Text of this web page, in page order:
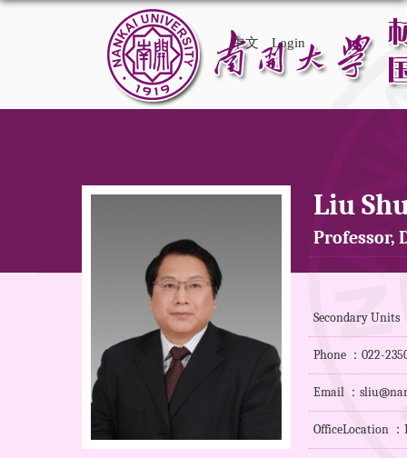
中文 Login
Liu
Professor,
Secondary Units
Phone ：022-
Email ：
OfficeLocation ：